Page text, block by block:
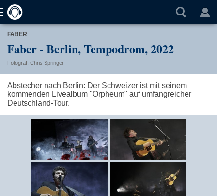
FABER
Faber - Berlin, Tempodrom, 2022
Fotograf: Chris Springer
Abstecher nach Berlin: Der Schweizer ist mit seinem
kommenden Livealbum "Orpheum" auf umfangreicher
Deutschland-Tour.